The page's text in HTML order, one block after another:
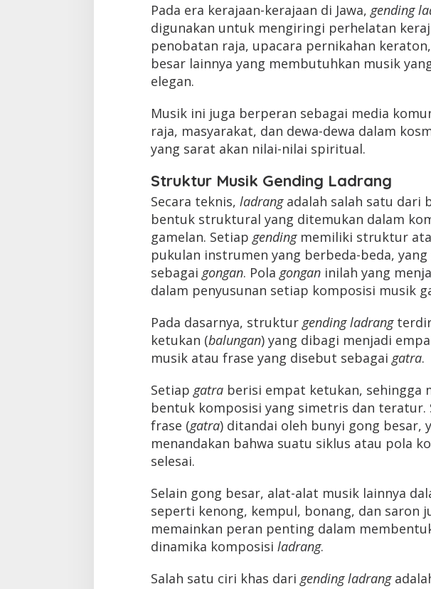
Pada era kerajaan-kerajaan di Jawa, gending
digunakan untuk mengiringi perhelatan
penobatan raja, upacara pernikahan
besar lainnya yang membutuhkan musik
elegan.
Musik ini juga berperan sebagai media
raja, masyarakat, dan dewa-dewa dalam
yang sarat akan nilai-nilai spiritual.
Struktur Musik Gending Ladrang
Secara teknis, ladrangadalah salah satu dari
bentuk struktural yang ditemukan dalam
gamelan. Setiap gendingmemiliki struktur
pukulan instrumen yang berbeda-beda, yang
sebagai gongan. Pola gonganinilah yang
dalam penyusunan setiap komposisi musik
Pada dasarnya, struktur gending ladrang
ketukan (balungan) yang dibagi menjadi
musik atau frase yang disebut sebagai gatra.
Setiap gatraberisi empat ketukan, sehingga
bentuk komposisi yang simetris dan teratur.
frase (gatra) ditandai oleh bunyi gong besar,
menandakan bahwa suatu siklus atau pola
selesai.
Selain gong besar, alat-alat musik lainnya
seperti kenong, kempul, bonang, dan saron
memainkan peran penting dalam
dinamika komposisi ladrang.
Salah satu ciri khas dari gending ladrang